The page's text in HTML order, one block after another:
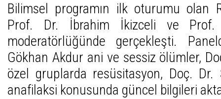
Bilimsel programın ilk oturumu olan
Prof. Dr. İbrahim İkizceli ve
moderatörlüğünde gerçekleşti.
Gökhan Akdur ani ve sessiz ölümler,
özel gruplarda resüsitasyon, Doç. Dr.
anafilaksi konusunda güncel bilgileri